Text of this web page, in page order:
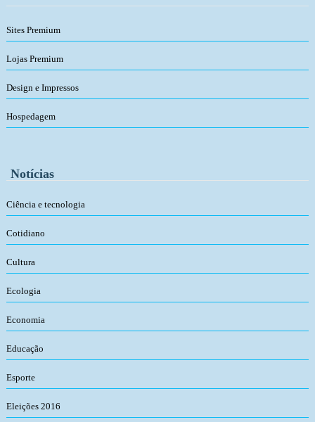
Sites Premium
Lojas Premium
Design e Impressos
Hospedagem
Notícias
Ciência e tecnologia
Cotidiano
Cultura
Ecologia
Economia
Educação
Esporte
Eleições 2016